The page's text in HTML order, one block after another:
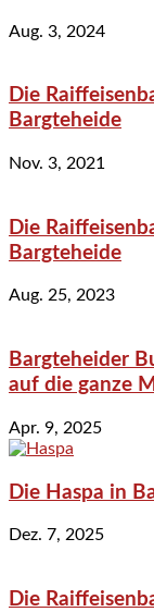
Aug. 3, 2024
Die
Bargteheide
Nov. 3, 2021
Die
Bargteheide
Aug. 25, 2023
Bargteheider
auf die ganze
Apr. 9, 2025
Die Haspa in
Dez. 7, 2025
Die